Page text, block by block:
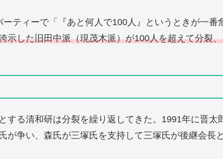
ティーで「『あと何人で100人』というときが一番
示した旧田中派（現茂木派）が100人を超えて分裂
する清和研は分裂を繰り返してきた。1991年に晋太
が争い、森氏が三塚氏を支持して三塚氏が後継会長